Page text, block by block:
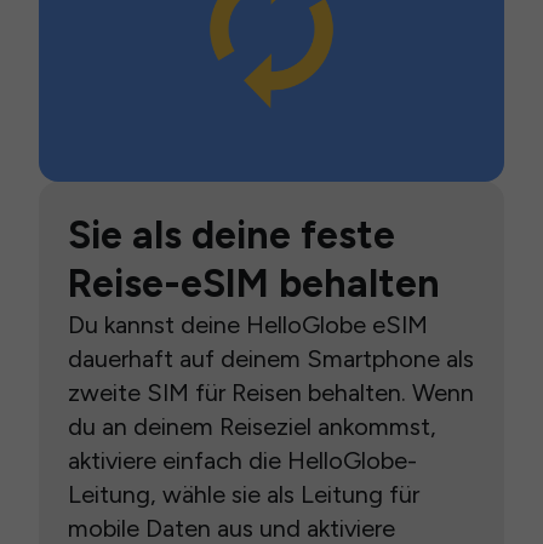
Sie als deine feste
Reise-eSIM behalten
Du kannst deine HelloGlobe eSIM
dauerhaft auf deinem Smartphone als
zweite SIM für Reisen behalten. Wenn
du an deinem Reiseziel ankommst,
aktiviere einfach die HelloGlobe-
Leitung, wähle sie als Leitung für
mobile Daten aus und aktiviere